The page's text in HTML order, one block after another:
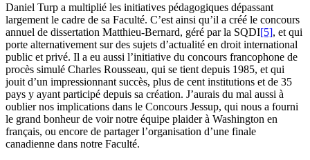
Daniel Turp a multiplié les initiatives pédagogiques dépassant
largement le cadre de sa Faculté. C’est ainsi qu’il a créé le concours
annuel de dissertation Matthieu-Bernard, géré par la SQDI[5], et qui
porte alternativement sur des sujets d’actualité en droit international
public et privé. Il a eu aussi l’initiative du concours francophone de
procès simulé Charles Rousseau, qui se tient depuis 1985, et qui
jouit d’un impressionnant succès, plus de cent institutions et de 35
pays y ayant participé depuis sa création. J’aurais du mal aussi à
oublier nos implications dans le Concours Jessup, qui nous a fourni
le grand bonheur de voir notre équipe plaider à Washington en
français, ou encore de partager l’organisation d’une finale
canadienne dans notre Faculté.